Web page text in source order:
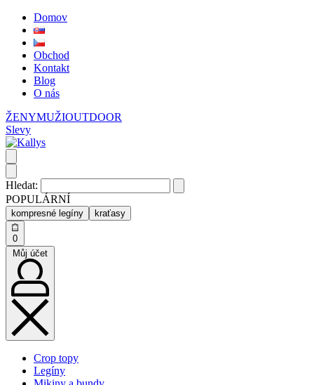
Domov
Obchod
Kontakt
Blog
O nás
ŽENYMUŽIOUTDOOR
Slevy
Hledat:
POPULÁRNÍ
kompresné legíny kraťasy
0
Můj účet
Crop topy
Legíny